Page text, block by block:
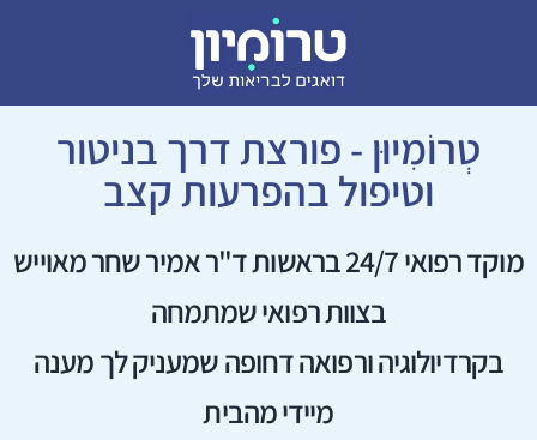
טְרוֹמִיוּן - פורצת דרך בניטור
וטיפול בהפרעות קצב
מוקד רפואי 24/7 בראשות ד"ר אמיר שחר מאוייש
בצוות רפואי שמתמחה
בקרדיולוגיה ורפואה דחופה שמעניק לך מענה
מיידי מהבית